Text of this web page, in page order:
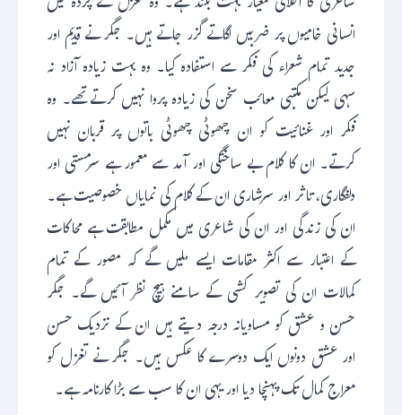
انسانی خامیوں پر ضربیں لگاتے گزر جاتے ہیں۔ جگر نے قدیم اور
جدید تمام شعراء کی فکر سے استفادہ کیا۔ وہ بہت زیادہ آزاد نہ
سہی لیکن مکتبی معائب سخن کی زیادہ پروا نہیں کرتےتھے۔ وہ
فکر اور غنائیت کو ان چھوٹی چھوٹی باتوں پر قربان نہیں
کرتے۔ ان کا کلام بے ساختگی اور آمد سے معمور ہے سرمستی اور
دلفگاری، تاثر اور سرشاری ان کے کلام کی نمایاں خصوصیت ہے۔
ان کی زندگی اور ان کی شاعری میں مکمل مطابقت ہے محاکات
کے اعتبار سے اکثر مقامات ایسے ملیں گے کہ مصور کے تمام
کمالات ان کی تصویر کشی کے سامنے ہیچ نظر آئیں گے۔ جگر
حسن و عشق کو مساویانہ درجہ دیتے ہیں ان کے نزدیک حسن
اور عشق دونوں ایک دوسرے کا عکس ہیں۔ جگر نے تغزل کو
معراج کمال تک پہنچا دیا اور یہی ان کا سب سے بڑا کارنامہ ہے۔